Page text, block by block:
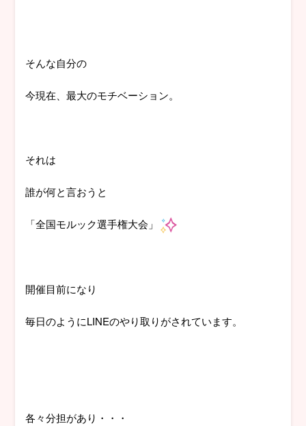
そんな自分の
今現在、最大のモチベーション。
それは
誰が何と言おうと
「全国モルック選手権大会」
開催目前になり
毎日のようにLINEのやり取りがされています。
各々分担があり・・・